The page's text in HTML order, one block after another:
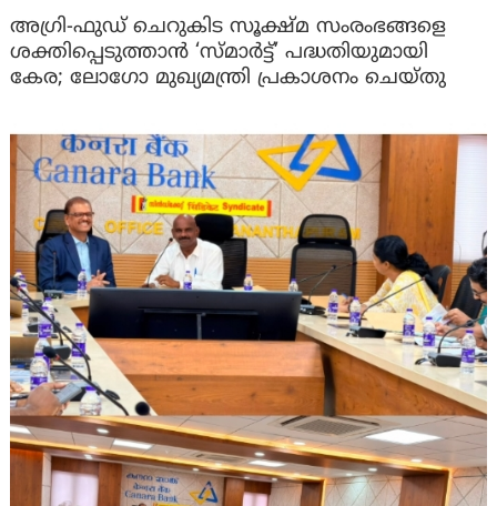
അഗ്രി-ഫുഡ് ചെറുകിട സൂക്ഷ്മ സംരംഭങ്ങളെ
ശക്തിപ്പെടുത്താന്‍ ‘സ്മാര്‍ട്ട്’ പദ്ധതിയുമായി
കേര; ലോഗോ മുഖ്യമന്ത്രി പ്രകാശനം ചെയ്തു